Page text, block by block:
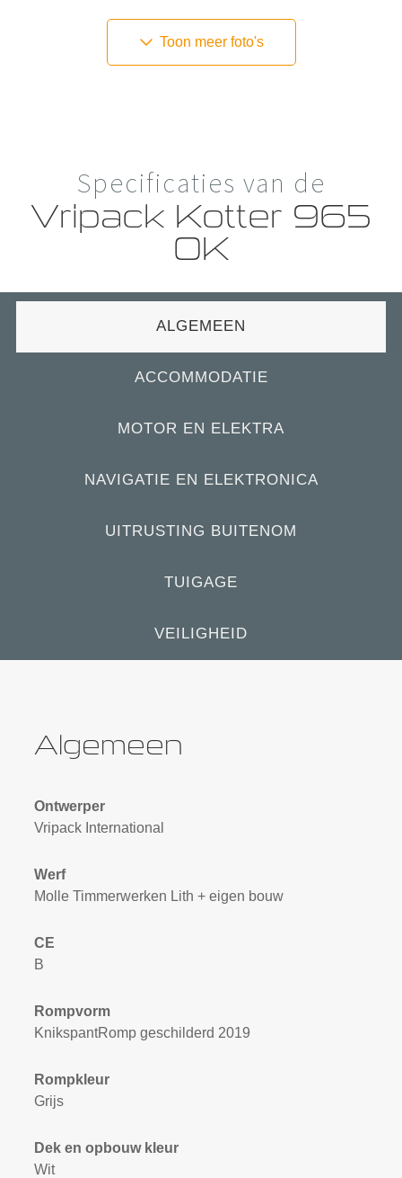
Toon meer foto's
Specificaties van de
Vripack Kotter 965
OK
Algemeen
Ontwerper
Vripack International
Werf
Molle Timmerwerken Lith + eigen bouw
CE
B
Rompvorm
KnikspantRomp geschilderd 2019
Rompkleur
Grijs
Dek en opbouw kleur
Wit
ALGEMEEN
ACCOMMODATIE
MOTOR EN ELEKTRA
NAVIGATIE EN ELEKTRONICA
UITRUSTING BUITENOM
TUIGAGE
VEILIGHEID